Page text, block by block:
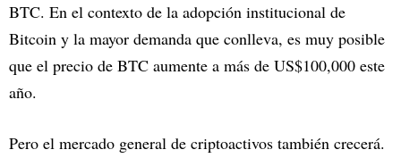
BTC. En el contexto de la adopción institucional de
Bitcoin y la mayor demanda que conlleva, es muy posible
que el precio de BTC aumente a más de US$100,000 este
año.
Pero el mercado general de criptoactivos también crecerá.